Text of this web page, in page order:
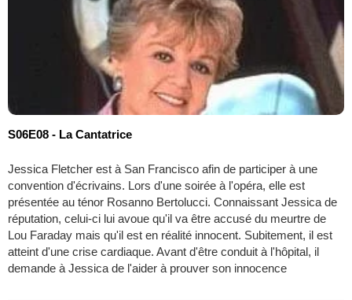
S06E08 - La Cantatrice
Jessica Fletcher est à San Francisco afin de participer à une
convention d'écrivains. Lors d'une soirée à l'opéra, elle est
présentée au ténor Rosanno Bertolucci. Connaissant Jessica de
réputation, celui-ci lui avoue qu'il va être accusé du meurtre de
Lou Faraday mais qu'il est en réalité innocent. Subitement, il est
atteint d'une crise cardiaque. Avant d'être conduit à l'hôpital, il
demande à Jessica de l'aider à prouver son innocence